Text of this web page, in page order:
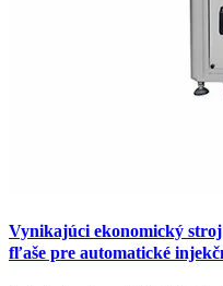
Vynikajúci ekonomický
fľaše pre automatické